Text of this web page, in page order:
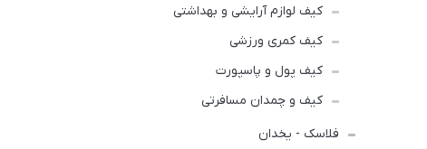
کیف لوازم آرایشی و بهداشتی
کیف کمری ورزشی
کیف پول و پاسپورت
کیف و چمدان مسافرتی
فلاسک - یخدان